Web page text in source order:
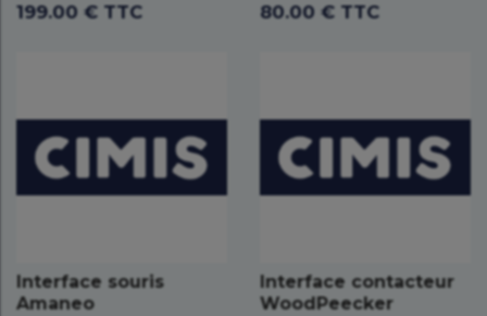
199.00 € TTC 80.00 € TTC
Interface souris
Amaneo
Interface contacteur
WoodPeecker